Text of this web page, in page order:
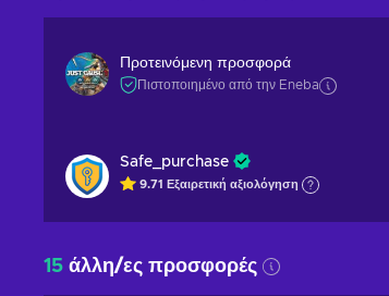
Προτεινόμενη προσφορά
Πιστοποιημένο από την Eneba
Safe_purchase
9.71 Εξαιρετική αξιολόγηση
15 άλλη/ες προσφορές